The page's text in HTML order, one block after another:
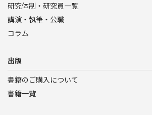
研究体制・研究員一覧
講演・執筆・公職
コラム
出版
書籍のご購入について
書籍一覧